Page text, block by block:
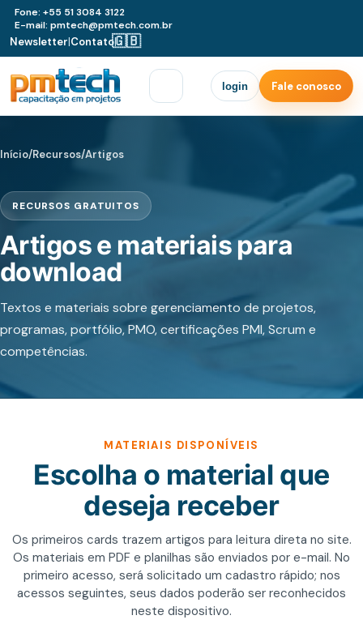
Fone: +55 51 3084 3122
E-mail: pmtech@pmtech.com.br
Newsletter|Contato|
🇬🇧
login Fale conosco
Início/Recursos/Artigos
RECURSOS GRATUITOS
Artigos e materiais para
download
Textos e materiais sobre gerenciamento de projetos,
programas, portfólio, PMO, certificações PMI, Scrum e
competências.
MATERIAIS DISPONÍVEIS
Escolha o material que
deseja receber
Os primeiros cards trazem artigos para leitura direta no site.
Os materiais em PDF e planilhas são enviados por e-mail. No
primeiro acesso, será solicitado um cadastro rápido; nos
acessos seguintes, seus dados poderão ser reconhecidos
neste dispositivo.